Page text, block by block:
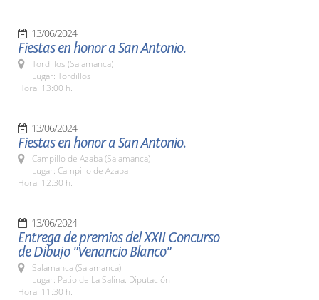
13/06/2024
Fiestas en honor a San Antonio.
Tordillos (Salamanca)
Lugar: Tordillos
Hora: 13:00 h.
13/06/2024
Fiestas en honor a San Antonio.
Campillo de Azaba (Salamanca)
Lugar: Campillo de Azaba
Hora: 12:30 h.
13/06/2024
Entrega de premios del XXII Concurso
de Dibujo "Venancio Blanco"
Salamanca (Salamanca)
Lugar: Patio de La Salina. Diputación
Hora: 11:30 h.